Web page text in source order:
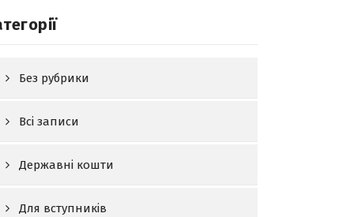
Без рубрики
Всі записи
Державні кошти
Для вступників